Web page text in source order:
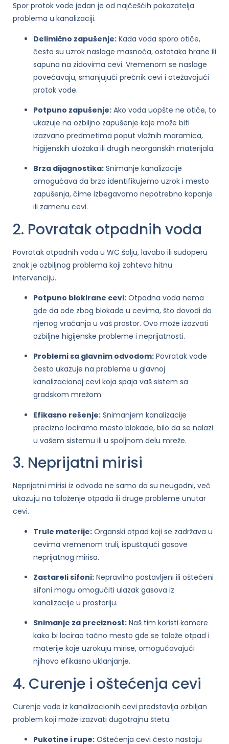
Spor protok vode jedan je od najčešćih pokazatelja
problema u kanalizaciji.
Delimično zapušenje: Kada voda sporo otiče,
često su uzrok naslage masnoća, ostataka hrane ili
sapuna na zidovima cevi. Vremenom se naslage
povećavaju, smanjujući prečnik cevi i otežavajući
protok vode.
Potpuno zapušenje: Ako voda uopšte ne otiče, to
ukazuje na ozbiljno zapušenje koje može biti
izazvano predmetima poput vlažnih maramica,
higijenskih uložaka ili drugih neorganskih materijala.
Brza dijagnostika: Snimanje kanalizacije
omogućava da brzo identifikujemo uzrok i mesto
zapušenja, čime izbegavamo nepotrebno kopanje
ili zamenu cevi.
2. Povratak otpadnih voda
Povratak otpadnih voda u WC šolju, lavabo ili sudoperu
znak je ozbiljnog problema koji zahteva hitnu
intervenciju.
Potpuno blokirane cevi: Otpadna voda nema
gde da ode zbog blokade u cevima, što dovodi do
njenog vraćanja u vaš prostor. Ovo može izazvati
ozbiljne higijenske probleme i neprijatnosti.
Problemi sa glavnim odvodom: Povratak vode
često ukazuje na probleme u glavnoj
kanalizacionoj cevi koja spaja vaš sistem sa
gradskom mrežom.
Efikasno rešenje: Snimanjem kanalizacije
precizno lociramo mesto blokade, bilo da se nalazi
u vašem sistemu ili u spoljnom delu mreže.
3. Neprijatni mirisi
Neprijatni mirisi iz odvoda ne samo da su neugodni, već
ukazuju na taloženje otpada ili druge probleme unutar
cevi.
Trule materije: Organski otpad koji se zadržava u
cevima vremenom truli, ispuštajući gasove
neprijatnog mirisa.
Zastareli sifoni: Nepravilno postavljeni ili oštećeni
sifoni mogu omogućiti ulazak gasova iz
kanalizacije u prostoriju.
Snimanje za preciznost: Naš tim koristi kamere
kako bi locirao tačno mesto gde se talože otpad i
materije koje uzrokuju mirise, omogućavajući
njihovo efikasno uklanjanje.
4. Curenje i oštećenja cevi
Curenje vode iz kanalizacionih cevi predstavlja ozbiljan
problem koji može izazvati dugotrajnu štetu.
Pukotine i rupe: Oštećenja cevi često nastaju